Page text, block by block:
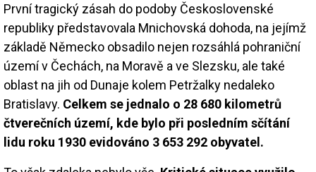
První tragický zásah do podoby Československé
republiky představovala Mnichovská dohoda, na jejímž
základě Německo obsadilo nejen rozsáhlá pohraniční
území v Čechách, na Moravě a ve Slezsku, ale také
oblast na jih od Dunaje kolem Petržalky nedaleko
Bratislavy. Celkem se jednalo o 28 680 kilometrů
čtverečních území, kde bylo při posledním sčítání
lidu roku 1930 evidováno 3 653 292 obyvatel.